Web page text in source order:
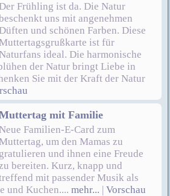
Frühling ist da. Die Natur
uns mit angenehmen
und schönen Farben. Diese
ist für
ideal. Die harmonische
der Natur bringt Liebe in
Sie mit der Kraft der Natur
mit Familie
Familien-E-Card zum
um den Mamas zu
gratulieren und ihnen eine Freude
bereiten. Kurz, knapp und
mit passender Musik als
und Kuchen.... mehr... | Vorschau